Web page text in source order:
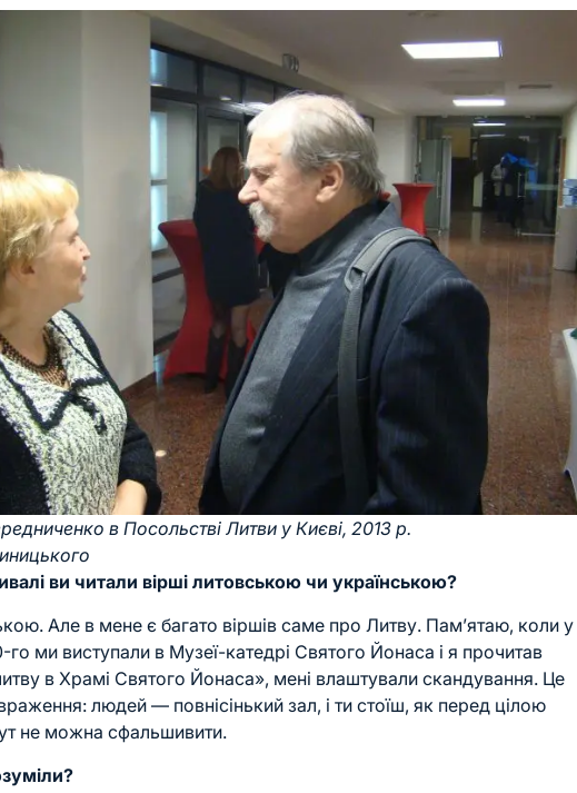
в Посольстві Литви у Києві, 2013 р.
ви читали вірші литовською чи українською?
. Але в мене є багато віршів саме проЛитву. Пам’ятаю, коли у
го ми виступали в Музеї-катедрі Святого Йонаса і я прочитав
в Храмі Святого Йонаса», мені влаштували скандування. Це
людей — повнісінький зал, і ти стоїш, як перед цілою
не можна сфальшивити.